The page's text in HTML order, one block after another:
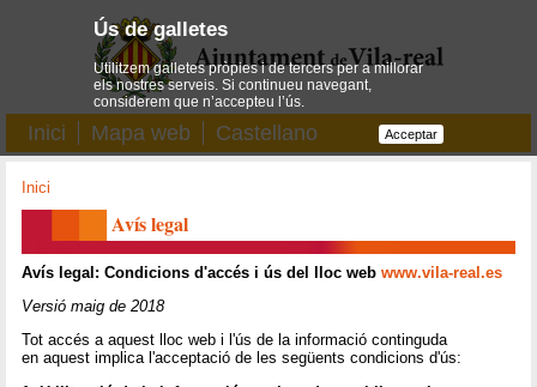
Inici Mapa web Castellano
Inici
Avís legal
Avís legal: Condicions d'accés i ús del lloc webwww.vila-real.es
Versió maig de 2018
Tot accés a aquest lloc web i l'ús de la informació continguda
en aquest implica l'acceptació de les següents condicions d'ús:
Ús de galletes
Utilitzem galletes pròpies i de tercers per a millorar
els nostres serveis. Si continueu navegant,
considerem que n’accepteu l’ús.
Acceptar